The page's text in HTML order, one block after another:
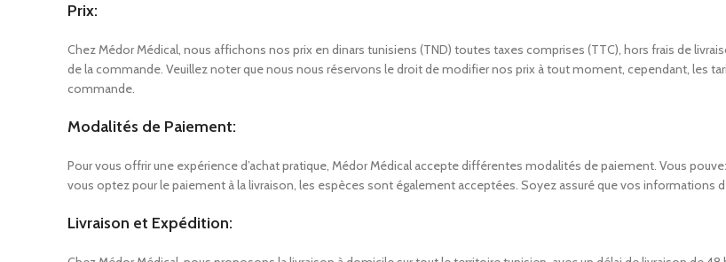
Prix:
Chez Médor Médical, nous affichons nos prix en dinars tunisiens (TND) toutes taxes comprises (TTC), hors frais de
de la commande. Veuillez noter que nous nous réservons le droit de modifier nos prix à tout moment, cependant, les
commande.
Modalités de Paiement:
Pour vous offrir une expérience d’achat pratique, Médor Médical accepte différentes modalités de paiement. Vous
vous optez pour le paiement à la livraison, les espèces sont également acceptées. Soyez assuré que vos informations
Livraison et Expédition: